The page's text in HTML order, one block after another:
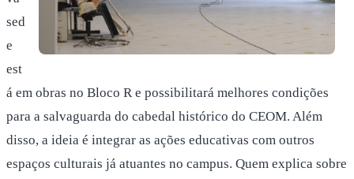
sed
e
est
á em obras no Bloco R e possibilitará melhores condições
para a salvaguarda do cabedal histórico do CEOM. Além
disso, a ideia é integrar as ações educativas com outros
espaços culturais já atuantes no campus. Quem explica sobre